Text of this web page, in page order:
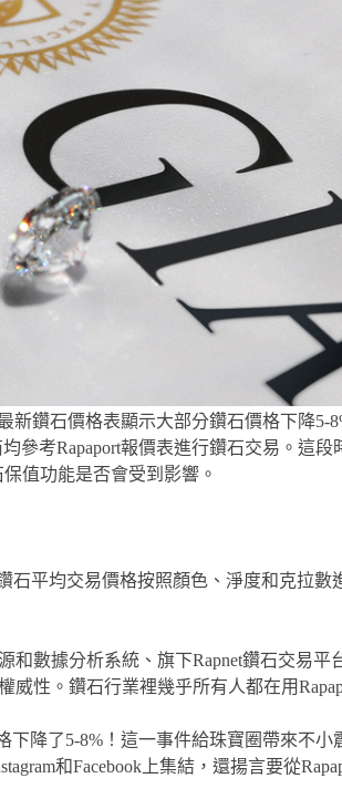
新鑽石價格表顯示大部分鑽石價格下降5-
參考Rapaport報價表進行鑽石交易。這
值功能是否會受到影響。
石平均交易價格按照顏色、淨度和克拉
和數據分析系統、旗下Rapnet鑽石交易
性。鑽石行業裡幾乎所有人都在用
下降了5-8%！這一事件給珠寶圈帶來不
和Facebook上集結，還揚言要從